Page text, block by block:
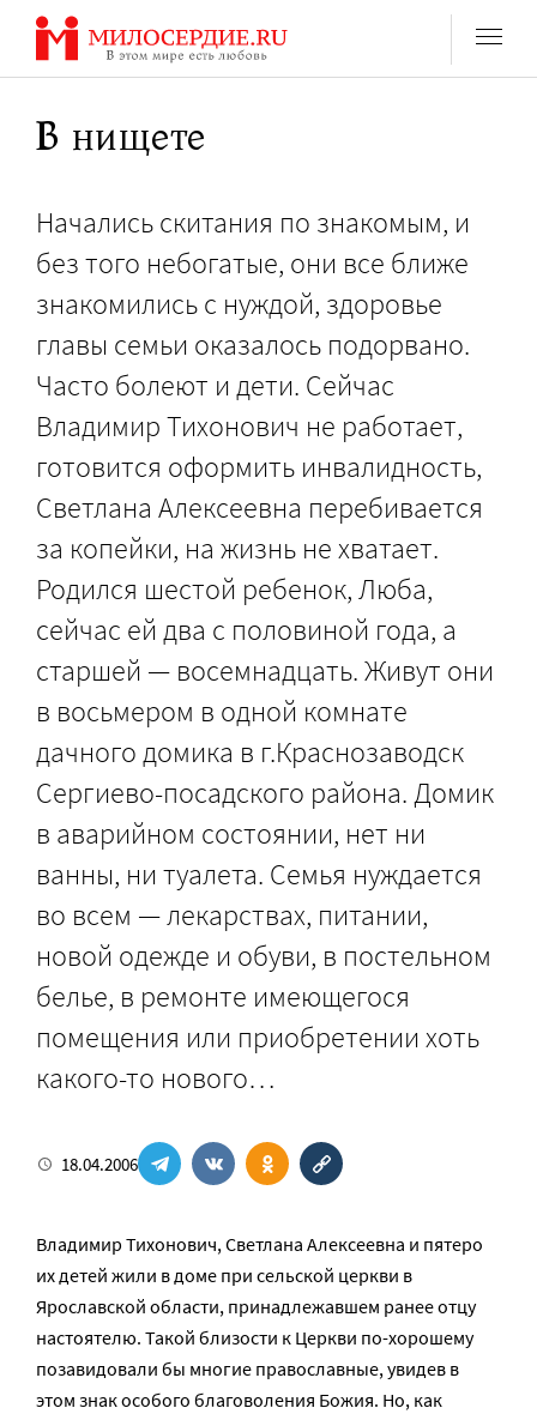
Перейти
содержанию
В нищете
Начались скитания по знакомым, и
без того небогатые, они все ближе
знакомились с нуждой, здоровье
главы семьи оказалось подорвано.
Часто болеют и дети. Сейчас
Владимир Тихонович не работает,
готовится оформить инвалидность,
Светлана Алексеевна перебивается
за копейки, на жизнь не хватает.
Родился шестой ребенок, Люба,
сейчас ей два с половиной года, а
старшей — восемнадцать. Живут они
в восьмером в одной комнате
дачного домика в г.Краснозаводск
Сергиево-посадского района. Домик
в аварийном состоянии, нет ни
ванны, ни туалета. Семья нуждается
во всем — лекарствах, питании,
новой одежде и обуви, в постельном
белье, в ремонте имеющегося
помещения или приобретении хоть
какого-то нового…
18.04.2006
Владимир Тихонович, Светлана Алексеевна и пятеро
их детей жили в доме при сельской церкви в
Ярославской области, принадлежавшем ранее отцу
настоятелю. Такой близости к Церкви по-хорошему
позавидовали бы многие православные, увидев в
этом знак особого благоволения Божия. Но, как